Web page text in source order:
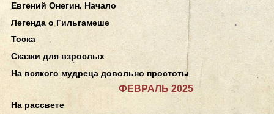
Евгений Онегин. Начало
Легенда о Гильгамеше
Тоска
Сказки для взрослых
На всякого мудреца довольно простоты
ФЕВРАЛЬ 2025
На рассвете